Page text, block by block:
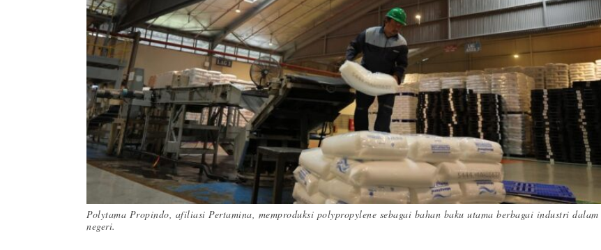
Polytama Propindo, afiliasi Pertamina, memproduksi polypropylene sebagai bahan baku utama berbagai industri dalam
negeri.